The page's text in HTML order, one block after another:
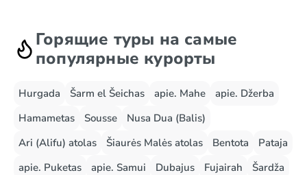
Горящие туры на самые
популярные курорты
Hurgada Šarm el Šeichas apie. Mahe
apie. Džerba
Hamametas
Sousse
Nusa Dua (Balis)
Ari (Alifu) atolas
Šiaurės Malės atolas Bentota
Pataja
apie. Puketas
apie. Samui Dubajus Fujairah
Šardža